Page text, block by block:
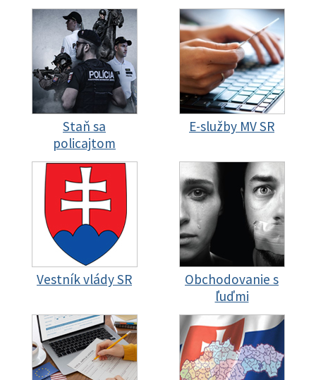
Staň sa
policajtom
E-služby MV SR
Vestník vlády SR
Obchodovanie s
ľuďmi